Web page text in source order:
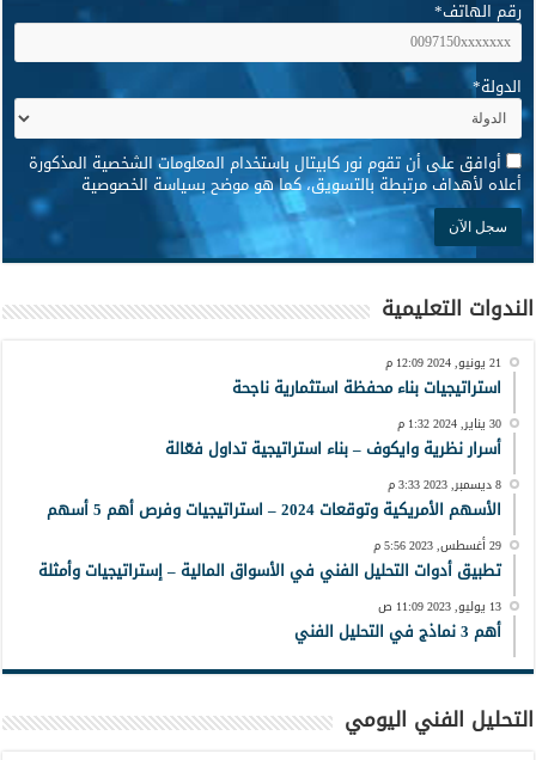
رقم الهاتف*
الدولة*
* أوافق على أن تقوم نور كابيتال باستخدام المعلومات الشخصية المذكورة
أعلاه لأهداف مرتبطة بالتسويق، كما هو موضح بسياسة الخصوصية
الندوات التعليمية
21 يونيو, 2024 12:09 م
استراتيجيات بناء محفظة استثمارية ناجحة
30 يناير, 2024 1:32 م
أسرار نظرية وايكوف – بناء استراتيجية تداول فعّالة
8 ديسمبر, 2023 3:33 م
الأسهم الأمريكية وتوقعات 2024 – استراتيجيات وفرص أهم 5 أسهم
29 أغسطس, 2023 5:56 م
تطبيق أدوات التحليل الفني في الأسواق المالية – إستراتيجيات وأمثلة
13 يوليو, 2023 11:09 ص
أهم 3 نماذج في التحليل الفني
التحليل الفني اليومي